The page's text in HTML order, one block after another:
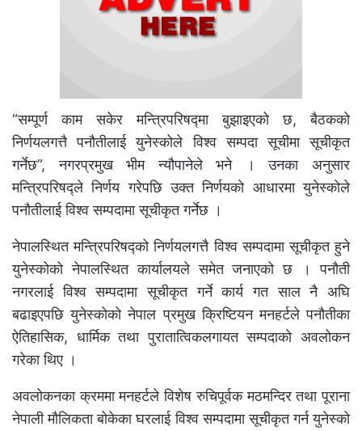
“सम्पूर्ण काम सकेर मन्त्रिपरिषद्मा बुझाइएको छ, बैठकको
निर्णयलगत्तै पनौतीलाई युनेस्कोले विश्व सम्पदा सूचीमा सूचीकृत
गर्नेछ”, नगरप्रमुख भीम न्यौपानेले भने । उनका अनुसार
मन्त्रिपरिषद्ले निर्णय गरेपछि उक्त निर्णयको आधारमा युनेस्कोले
पनौतीलाई विश्व सम्पदामा सूचीकृत गर्नेछ ।
नेपालस्थित मन्त्रिपरिषद्को निर्णयलगत्तै विश्व सम्पदामा सूचीकृत हुने
युनेस्कोको नेपालस्थित कार्यालयले समेत जनाएको छ । पनौती
नगरलाई विश्व सम्पदामा सूचीकृत गर्ने कार्य गत साल नै अघि
बढाइएपछि युनेस्कोको नेपाल प्रमुख क्रिष्टियन मनहर्टले पनौतीका
ऐतिहासिक, धार्मिक तथा पुरातात्विकलगायत सम्पदाको अवलोकन
गरेका थिए ।
अवलोकनका क्रममा मनहर्टले विशेष रुचिपूर्वक मठमन्दिर तथा पूराना
नेपाली मौलिकता बोकेका घरलाई विश्व सम्पदामा सूचीकृत गर्न युनेस्को